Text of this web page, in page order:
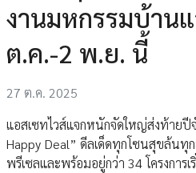
งานมหกรรมบ้าน
ต.ค.-2 พ.ย. นี้
27 ต.ค. 2025
แอสเซทไวส์แจกหนักจัดใหญ่ส่งท้ายปี
Happy Deal” ดีลเด็ดทุกโซนสุขล้นทุ
พรีเซลและพร้อมอยู่กว่า 34 โครงกา